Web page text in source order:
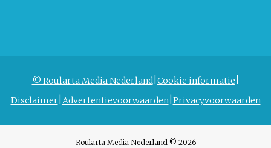
© Roularta Media Nederland Cookie informatie
Disclaimer Advertentievoorwaarden Privacyvoorwaarden
Roularta Media Nederland © 2026